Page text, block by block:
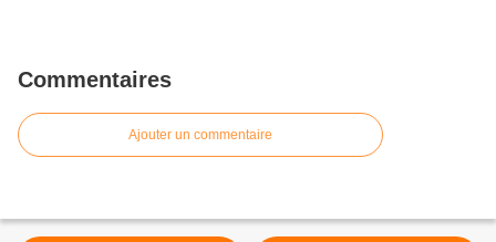
Commentaires
Ajouter un commentaire